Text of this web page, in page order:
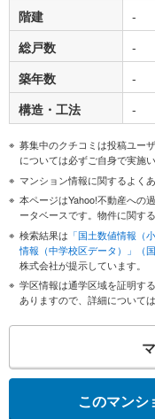
階建
-
総戸数
-
築年数
-
構造・工法
-
募集中のクチコミは投稿ユー
については必ずご自身で実施
マンション情報に関するよく
本ページはYahoo!不動産への
ータベースです。物件に関す
検索結果は 「国土数値情報（
情報（中学校区データ）」（国
株式会社が提示しています。
学区情報は通学区域を証明す
ありますので、詳細について
このマンシ